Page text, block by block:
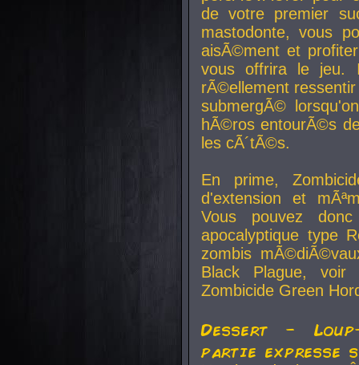
de votre premier
mastodonte, vous
aisÃ©ment et
vous offrira le jeu.
rÃ©ellement
submergÃ©
hÃ©ros entourÃ©s
les cÃ´tÃ©s.
En prime,
d'extension et
Vous pouvez
apocalyptique type
zombis
Black Plague,
Zombicide Green
Dessert -
partie expresse